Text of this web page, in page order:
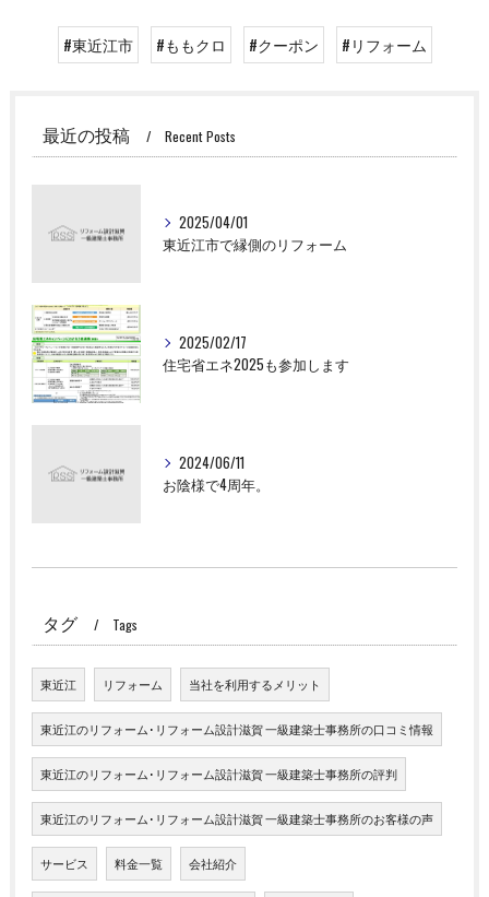
#東近江市 #ももクロ #クーポン #リフォーム
最近の投稿 Recent Posts
2025/04/01
東近江市で縁側のリフォーム
2025/02/17
住宅省エネ2025も参加します
2024/06/11
お陰様で4周年。
タグ Tags
東近江 リフォーム 当社を利用するメリット
東近江のリフォーム･リフォーム設計滋賀 一級建築士事務所の口コミ情報
東近江のリフォーム･リフォーム設計滋賀 一級建築士事務所の評判
東近江のリフォーム･リフォーム設計滋賀 一級建築士事務所のお客様の声
サービス 料金一覧 会社紹介